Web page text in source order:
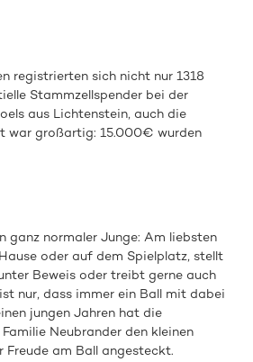
registrierten sich nicht nur 1318
Stammzellspender bei der
aus Lichtenstein, auch die
war großartig: 15.000€ wurden
ganz normaler Junge: Am liebsten
oder auf dem Spielplatz, stellt
Beweis oder treibt gerne auch
nur, dass immer ein Ball mit dabei
jungen Jahren hat die
Neubrander den kleinen
am Ball angesteckt.